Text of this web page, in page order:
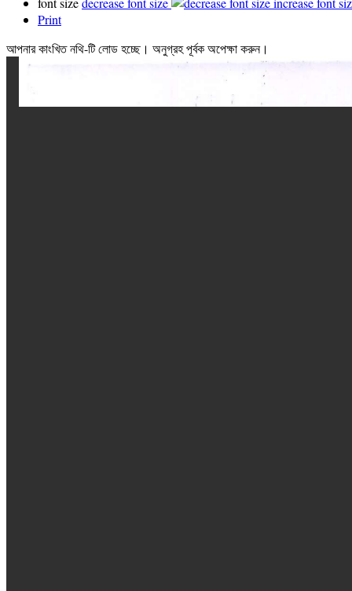
Print
আপনার কাংখিত নথি-টি লোড হচ্ছে। অনুগ্রহ পূর্বক অপেক্ষা করুন।